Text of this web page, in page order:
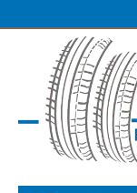
Zur